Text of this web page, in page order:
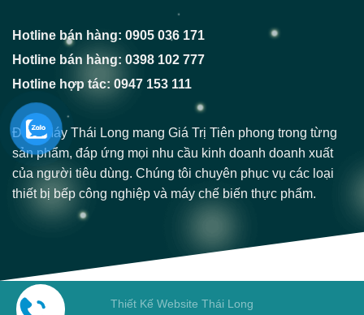
Hotline bán hàng: 0905 036 171
Hotline bán hàng: 0398 102 777
Hotline hợp tác: 0947 153 111
Điện Máy Thái Long mang Giá Trị Tiên phong trong từng
sản phẩm, đáp ứng mọi nhu cầu kinh doanh doanh xuất
của người tiêu dùng. Chúng tôi chuyên phục vụ các loại
thiết bị bếp công nghiệp và máy chế biến thực phẩm.
Thiết Kế Website Thái Long